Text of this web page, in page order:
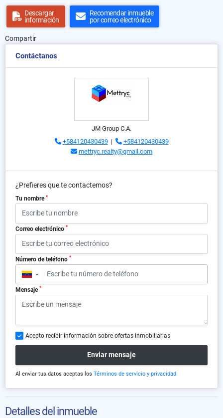
Descargar
información
Recomendar inmueble
por correo electrónico
Compartir
Contáctanos
JM Group C.A.
+584120430439|
+584120430439
mettryc.realty@gmail.com
¿Prefieres que te contactemos?
Tu nombre *
Correo electrónico *
Número de teléfono *
▼
Mensaje *
Acepto recibir información sobre ofertas inmobiliarias
Enviar mensaje
Al enviar tus datos aceptas los Términos de servicio y privacidad
Detalles del inmueble